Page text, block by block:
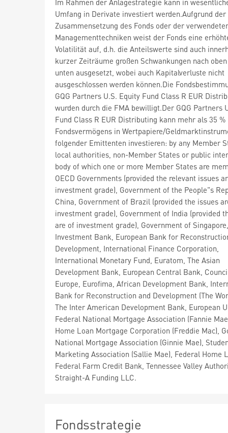
Im Rahmen der Anlagestrategie kann in
Umfang in Derivate investiert werden.Aufgrund der
Zusammensetzung des Fonds oder der
Managementtechniken weist der Fonds eine
Volatilität auf, d.h. die Anteilswerte sind auch
kurzer Zeiträume großen Schwankungen nach
unten ausgesetzt, wobei auch Kapitalverluste nicht
ausgeschlossen werden können.Die
GQG Partners U.S. Equity Fund Class R EUR
wurden durch die FMA bewilligt.Der GQG Partners
Fund Class R EUR Distributing kann mehr als 35 %
Fondsvermögens in Wertpapiere/
folgender Emittenten investieren: by any Member
local authorities, non-Member States or public
body of which one or more Member States are
OECD Governments (provided the relevant issues
investment grade), Government of the People"s
China, Government of Brazil (provided the issues
investment grade), Government of India (provided
are of investment grade), Government of
Investment Bank, European Bank for
Development, International Finance Corporation,
International Monetary Fund, Euratom, The Asian
Development Bank, European Central Bank,
Europe, Eurofima, African Development Bank,
Bank for Reconstruction and Development (The
The Inter American Development Bank, European
Federal National Mortgage Association (Fannie
Home Loan Mortgage Corporation (Freddie Mac),
National Mortgage Association (Ginnie Mae),
Marketing Association (Sallie Mae), Federal Home
Federal Farm Credit Bank, Tennessee Valley
Straight-A Funding LLC.
Fondsstrategie